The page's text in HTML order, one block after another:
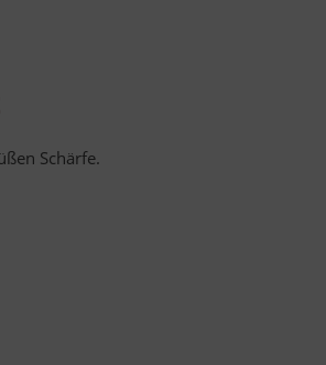
Schärfe.